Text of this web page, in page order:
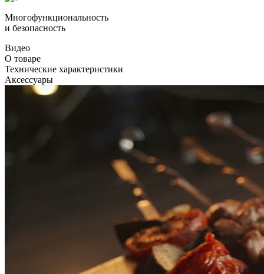
Многофункциональность
и безопасность
Видео
О товаре
Технические характеристики
Аксессуары